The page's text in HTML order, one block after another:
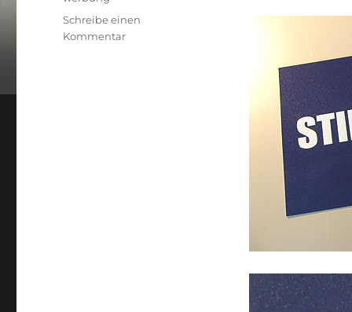
Schreibe einen
Kommentarzu